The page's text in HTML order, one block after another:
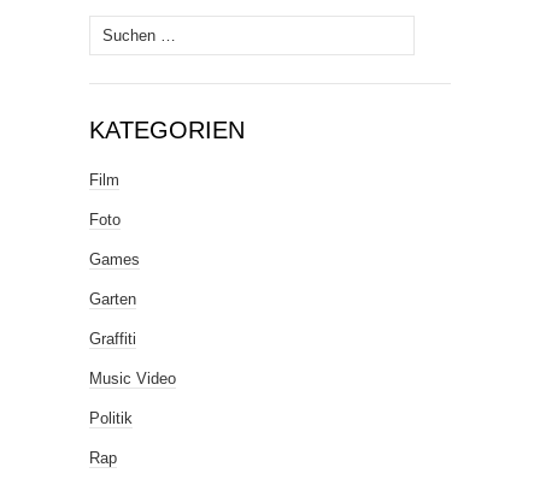
Suche
nach:
KATEGORIEN
Film
Foto
Games
Garten
Graffiti
Music Video
Politik
Rap